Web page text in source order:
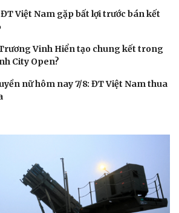
Việt Nam gặp bất lợi trước bán kết
Vinh Hiển tạo chung kết trong
City Open?
nữ hôm nay 7/8: ĐT Việt Nam thua